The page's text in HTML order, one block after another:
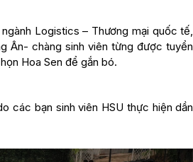
Logistics – Thương mại quốc tế,
Ân- chàng sinh viên từng được tuyển
Hoa Sen để gắn bó.
các bạn sinh viên HSU thực hiện dần